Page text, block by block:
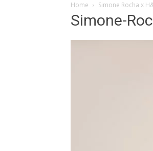
Home Simone Rocha x
Simone-